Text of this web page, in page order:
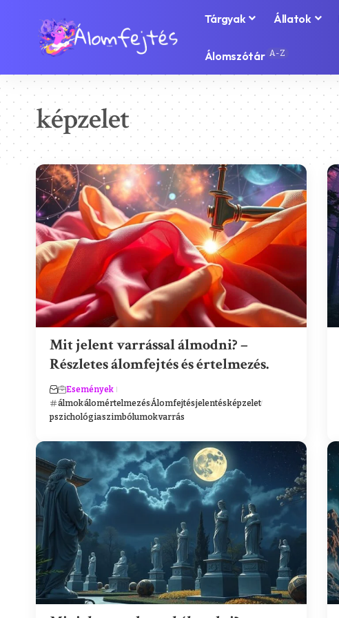
Tárgyak Állatok
Álomszótár A-Z
képzelet
Mit jelent varrással álmodni? –
Részletes álomfejtés és értelmezés.
Események
álmokálomértelmezésÁlomfejtésjelentésképzelet
pszichológiaszimbólumokvarrás